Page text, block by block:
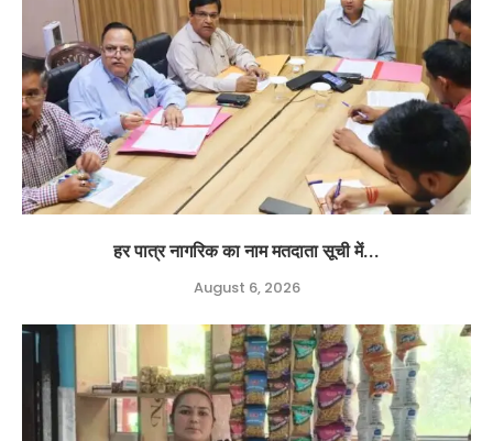
हर पात्र नागरिक का नाम मतदाता सूची में...
August 6, 2026